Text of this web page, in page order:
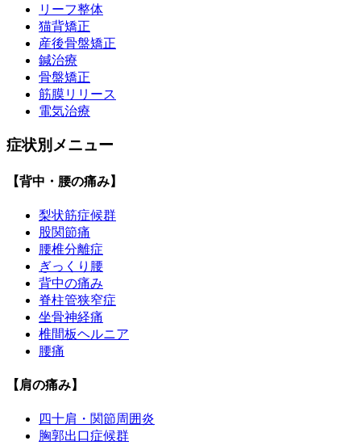
リーフ整体
猫背矯正
産後骨盤矯正
鍼治療
骨盤矯正
筋膜リリース
電気治療
症状別メニュー
【背中・腰の痛み】
梨状筋症候群
股関節痛
腰椎分離症
ぎっくり腰
背中の痛み
脊柱管狭窄症
坐骨神経痛
椎間板ヘルニア
腰痛
【肩の痛み】
四十肩・関節周囲炎
胸郭出口症候群